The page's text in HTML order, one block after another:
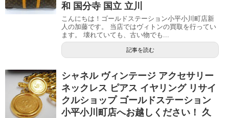
和 国分寺 国立 立川
こんにちは！ゴールドステーション小平小川町店新
人の加藤です。 当店ではヴィトンの買取を行ってい
ます。 壊れていても、古い物でも...
記事を読む
シャネル ヴィンテージ アクセサリー
ネックレス ピアス イヤリング リサイ
クルショップ ゴールドステーション
小平小川町店へお越しください！ 久